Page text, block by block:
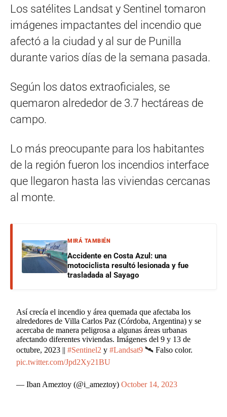
Los satélites Landsat y Sentinel tomaron
imágenes impactantes del incendio que
afectó a la ciudad y al sur de Punilla
durante varios días de la semana pasada.
Según los datos extraoficiales, se
quemaron alrededor de 3.7 hectáreas de
campo.
Lo más preocupante para los habitantes
de la región fueron los incendios interface
que llegaron hasta las viviendas cercanas
al monte.
MIRÁ TAMBIÉN
Accidente en Costa Azul: una
motociclista resultó lesionada y fue
trasladada al Sayago
Así crecía el incendio y área quemada que afectaba los
alrededores de Villa Carlos Paz (Córdoba, Argentina) y se
acercaba de manera peligrosa a algunas áreas urbanas
afectando diferentes viviendas. Imágenes del 9 y 13 de
octubre, 2023 ||#Sentinel2 y#Landsat9 🛰️ Falso color.
pic.twitter.com/Jpd2Xy21BU
— Iban Ameztoy (@i_ameztoy)October 14, 2023